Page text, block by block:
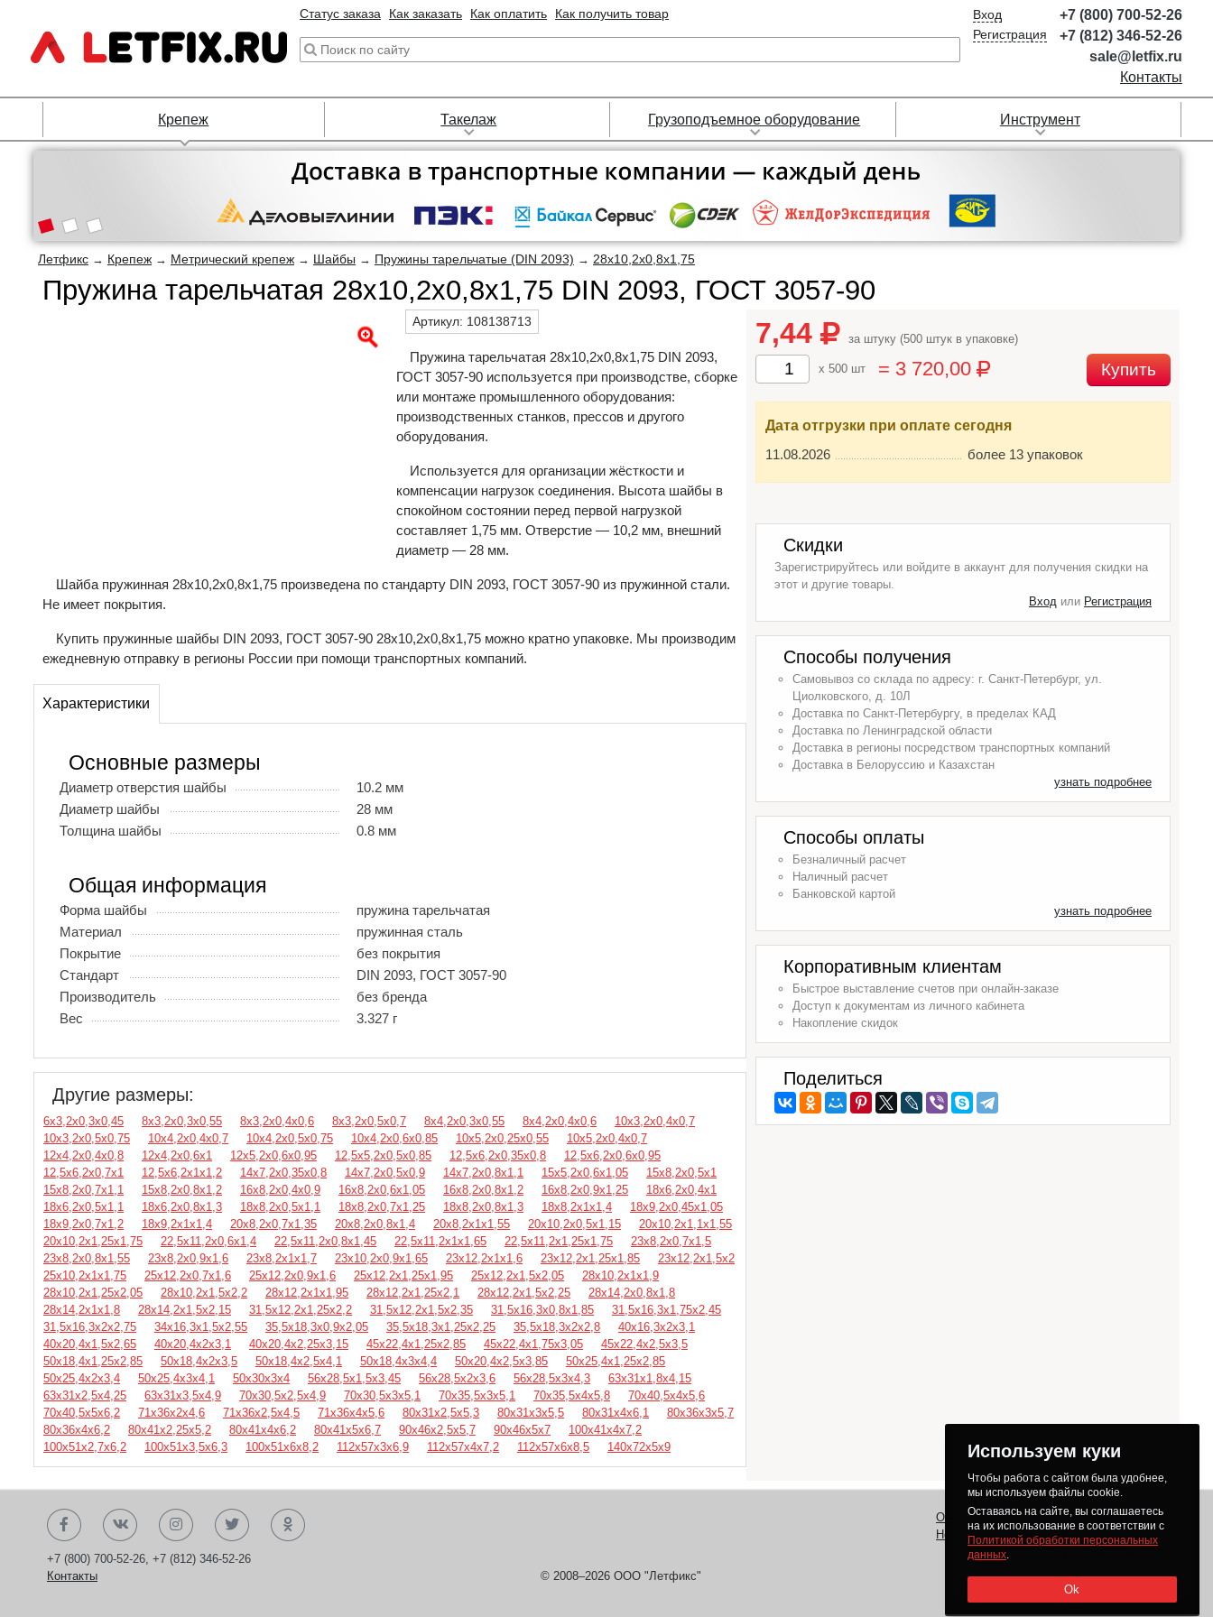
Статус заказа Как заказать Как оплатить Как получить товар
Вход
Регистрация
+7 (800) 700-52-26
+7 (812) 346-52-26
sale@letfix.ru
Контакты
Крепеж Такелаж Грузоподъемное оборудование Инструмент
Летфикс → Крепеж → Метрический крепеж → Шайбы → Пружины тарельчатые (DIN 2093) → 28х10,2х0,8х1,75
Пружина тарельчатая 28х10,2х0,8х1,75 DIN 2093, ГОСТ 3057-90
Артикул: 108138713
Пружина тарельчатая 28х10,2х0,8х1,75 DIN 2093,
ГОСТ 3057-90 используется при производстве, сборке
или монтаже промышленного оборудования:
производственных станков, прессов и другого
оборудования.
Используется для организации жёсткости и
компенсации нагрузок соединения. Высота шайбы в
спокойном состоянии перед первой нагрузкой
составляет 1,75 мм. Отверстие — 10,2 мм, внешний
диаметр — 28 мм.
Шайба пружинная 28х10,2х0,8х1,75 произведена по стандарту DIN 2093, ГОСТ 3057-90 из пружинной стали.
Не имеет покрытия.
Купить пружинные шайбы DIN 2093, ГОСТ 3057-90 28х10,2х0,8х1,75 можно кратно упаковке. Мы производим
ежедневную отправку в регионы России при помощи транспортных компаний.
Характеристики
Основные размеры
Диаметр отверстия шайбы
10.2 мм
Диаметр шайбы
28 мм
Толщина шайбы
0.8 мм
Общая информация
Форма шайбы
пружина тарельчатая
Материал
пружинная сталь
Покрытие
без покрытия
Стандарт
DIN 2093, ГОСТ 3057-90
Производитель
без бренда
Вес
3.327 г
Другие размеры:
6х3,2х0,3х0,45 8х3,2х0,3х0,55 8х3,2х0,4х0,6 8х3,2х0,5х0,7 8х4,2х0,3х0,55 8х4,2х0,4х0,6
10х3,2х0,4х0,7
10х3,2х0,5х0,75
10х4,2х0,4х0,7 10х4,2х0,5х0,75 10х4,2х0,6х0,85 10х5,2х0,25х0,55
10х5,2х0,4х0,7
12х4,2х0,4х0,8
12х4,2х0,6х1 12х5,2х0,6х0,95 12,5х5,2х0,5х0,85 12,5х6,2х0,35х0,8
12,5х6,2х0,6х0,95
12,5х6,2х0,7х1
12,5х6,2х1х1,2 14х7,2х0,35х0,8 14х7,2х0,5х0,9 14х7,2х0,8х1,1 15х5,2х0,6х1,05
15х8,2х0,5х1
15х8,2х0,7х1,1
15х8,2х0,8х1,2 16х8,2х0,4х0,9 16х8,2х0,6х1,05 16х8,2х0,8х1,2 16х8,2х0,9х1,25
18х6,2х0,4х1
18х6,2х0,5х1,1
18х6,2х0,8х1,3 18х8,2х0,5х1,1 18х8,2х0,7х1,25 18х8,2х0,8х1,3 18х8,2х1х1,4
18х9,2х0,45х1,05
18х9,2х0,7х1,2
18х9,2х1х1,4 20х8,2х0,7х1,35 20х8,2х0,8х1,4 20х8,2х1х1,55 20х10,2х0,5х1,15
20х10,2х1,1х1,55
20х10,2х1,25х1,75
22,5х11,2х0,6х1,4 22,5х11,2х0,8х1,45 22,5х11,2х1х1,65 22,5х11,2х1,25х1,75
23х8,2х0,7х1,5
23х8,2х0,8х1,55
23х8,2х0,9х1,6 23х8,2х1х1,7 23х10,2х0,9х1,65 23х12,2х1х1,6 23х12,2х1,25х1,85
23х12,2х1,5х2
25х10,2х1х1,75
25х12,2х0,7х1,6 25х12,2х0,9х1,6 25х12,2х1,25х1,95 25х12,2х1,5х2,05
28х10,2х1х1,9
28х10,2х1,25х2,05
28х10,2х1,5х2,2 28х12,2х1х1,95 28х12,2х1,25х2,1 28х12,2х1,5х2,25
28х14,2х0,8х1,8
28х14,2х1х1,8
28х14,2х1,5х2,15 31,5х12,2х1,25х2,2 31,5х12,2х1,5х2,35 31,5х16,3х0,8х1,85
31,5х16,3х1,75х2,45
31,5х16,3х2х2,75
34х16,3х1,5х2,55 35,5х18,3х0,9х2,05 35,5х18,3х1,25х2,25 35,5х18,3х2х2,8
40х16,3х2х3,1
40х20,4х1,5х2,65
40х20,4х2х3,1 40х20,4х2,25х3,15 45х22,4х1,25х2,85 45х22,4х1,75х3,05
45х22,4х2,5х3,5
50х18,4х1,25х2,85
50х18,4х2х3,5 50х18,4х2,5х4,1 50х18,4х3х4,4 50х20,4х2,5х3,85
50х25,4х1,25х2,85
50х25,4х2х3,4
50х25,4х3х4,1 50х30х3х4 56х28,5х1,5х3,45 56х28,5х2х3,6 56х28,5х3х4,3
63х31х1,8х4,15
63х31х2,5х4,25
63х31х3,5х4,9 70х30,5х2,5х4,9 70х30,5х3х5,1 70х35,5х3х5,1 70х35,5х4х5,8
70х40,5х4х5,6
70х40,5х5х6,2
71х36х2х4,6 71х36х2,5х4,5 71х36х4х5,6 80х31х2,5х5,3 80х31х3х5,5 80х31х4х6,1
80х36х3х5,7
80х36х4х6,2
80х41х2,25х5,2 80х41х4х6,2 80х41х5х6,7 90х46х2,5х5,7 90х46х5х7
100х41х4х7,2
100х51х2,7х6,2
100х51х3,5х6,3 100х51х6х8,2 112х57х3х6,9 112х57х4х7,2 112х57х6х8,5 140х72х5х9
7,44 за штуку (500 штук в упаковке)
x 500 шт = 3 720,00 Купить
Дата отгрузки при оплате сегодня
11.08.2026
более 13 упаковок
Скидки
Зарегистрируйтесь или войдите в аккаунт для получения скидки на
этот и другие товары.
Вход или Регистрация
Способы получения
Самовывоз со склада по адресу: г. Санкт-Петербург, ул.
Циолковского, д. 10Л
Доставка по Санкт-Петербургу, в пределах КАД
Доставка по Ленинградской области
Доставка в регионы посредством транспортных компаний
Доставка в Белоруссию и Казахстан
узнать подробнее
Способы оплаты
Безналичный расчет
Наличный расчет
Банковской картой
узнать подробнее
Корпоративным клиентам
Быстрое выставление счетов при онлайн-заказе
Доступ к документам из личного кабинета
Накопление скидок
Поделиться
+7 (800) 700-52-26, +7 (812) 346-52-26
Контакты
© 2008–2026 ООО "Летфикс"
О нас
Новости
Заказ
Оплата
Как получить товар
Доставка
Используем куки
Чтобы работа с сайтом была удобнее,
мы используем файлы cookie.
Оставаясь на сайте, вы соглашаетесь
на их использование в соответствии с
Политикой обработки персональных
данных.
Ok